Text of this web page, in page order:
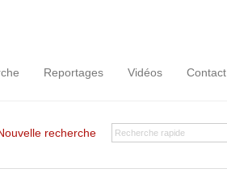
Reportages Vidéos Contact
recherche